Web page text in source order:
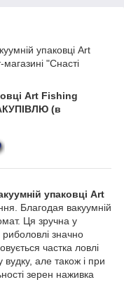
упаковці Art
"Снасті
Art Fishing
(в
упаковці Art
Благодая вакуумній
Ця зручна у
значно
частка ловлі
але також і при
зерен наживка